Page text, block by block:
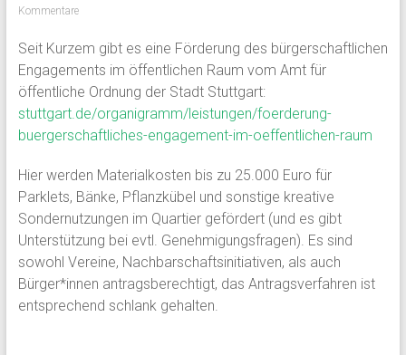
Kommentare
Seit Kurzem gibt es eine Förderung des bürgerschaftlichen
Engagements im öffentlichen Raum vom Amt für
öffentliche Ordnung der Stadt Stuttgart:
stuttgart.de/organigramm/leistungen/foerderung-
buergerschaftliches-engagement-im-oeffentlichen-raum
Hier werden Materialkosten bis zu 25.000 Euro für
Parklets, Bänke, Pflanzkübel und sonstige kreative
Sondernutzungen im Quartier gefördert (und es gibt
Unterstützung bei evtl. Genehmigungsfragen). Es sind
sowohl Vereine, Nachbarschaftsinitiativen, als auch
Bürger*innen antragsberechtigt, das Antragsverfahren ist
entsprechend schlank gehalten.